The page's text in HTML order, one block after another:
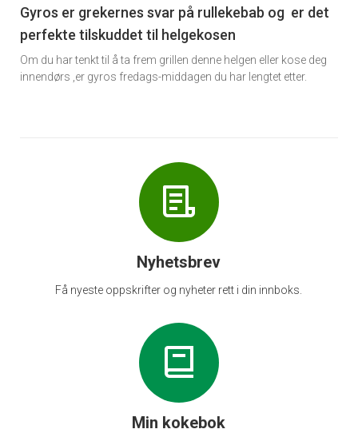
6
Gyros er grekernes svar på rullekebab og er det
perfekte tilskuddet til helgekosen
Om du har tenkt til å ta frem grillen denne helgen eller kose deg
innendørs ,er gyros fredags-middagen du har lengtet etter.
Nyhetsbrev
Få nyeste oppskrifter og nyheter rett i din innboks.
Min kokebok